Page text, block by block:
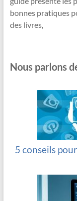
bonnes pratiques
des livres,
Nous parlons
5 conseils